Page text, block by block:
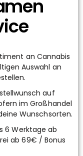
an Cannabis
Auswahl an
auf
im Großhandel
Wunschsorten.
6 Werktage ab
ab 69€ / Bonus